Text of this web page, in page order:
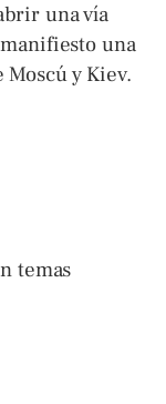
una vía
una
y Kiev.
temas